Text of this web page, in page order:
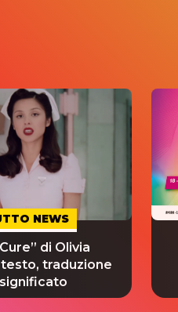
NEWS
di Olivia
traduzione